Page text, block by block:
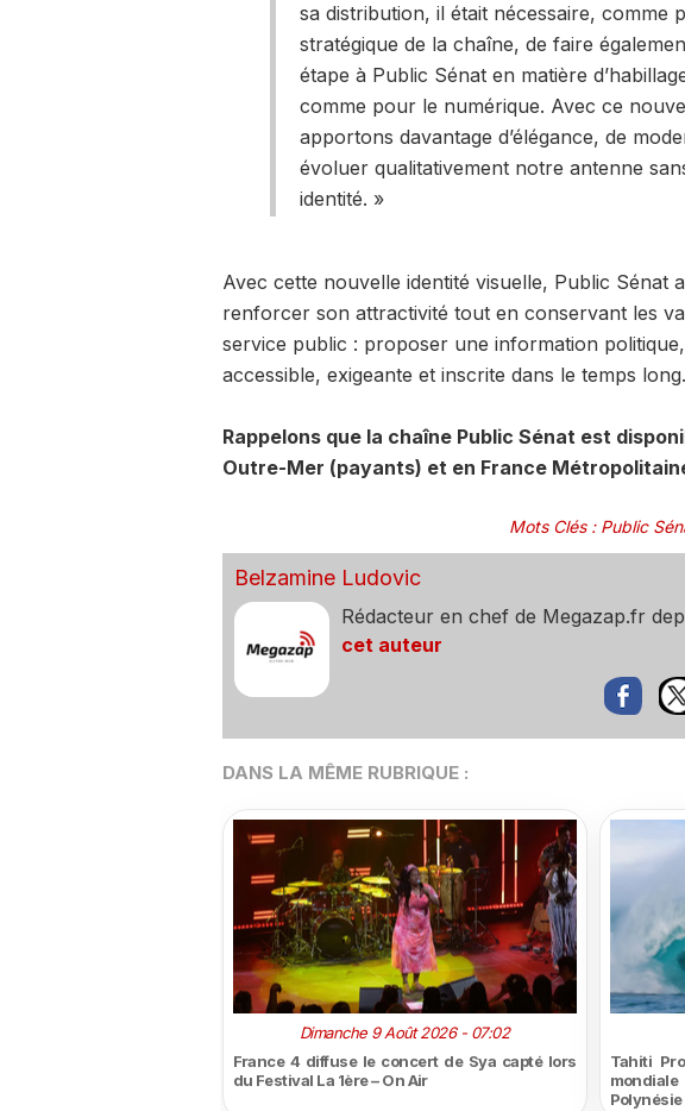
sa distribution, il était nécessaire, comme
stratégique de la chaîne, de faire
étape à Public Sénat en matière
comme pour le numérique. Avec ce
apportons davantage d’élégance, de
évoluer qualitativement notre antenne
identité. »
Avec cette nouvelle identité visuelle, Public Sénat
renforcer son attractivité tout en conservant les
service public : proposer une information
accessible, exigeante et inscrite dans le temps long.
Rappelons que la chaîne Public Sénat est
Outre-Mer (payants) et en France
Mots Clés: Public
Belzamine Ludovic
Rédacteur en chef de Megazap.fr
cet auteur
DANS LA MÊME RUBRIQUE :
Dimanche 9 Août 2026 - 07:02
France 4 diffuse le concert de Sya capté lors
du Festival La 1ère – On Air
Tahiti
Polynésie